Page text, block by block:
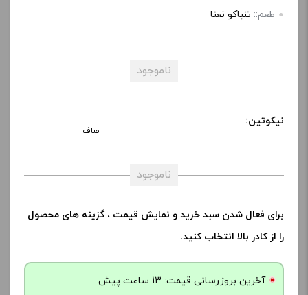
طعم:: تنباکو نعنا
ناموجود
نیکوتین:
صاف
ناموجود
برای فعال شدن سبد خرید و نمایش قیمت ، گزینه های محصول
را از کادر بالا انتخاب کنید.
آخرین بروزرسانی قیمت: 13 ساعت پیش